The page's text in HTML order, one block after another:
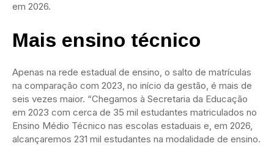
em 2026.
Mais ensino técnico
Apenas na rede estadual de ensino, o salto de matrículas
na comparação com 2023, no início da gestão, é mais de
seis vezes maior. “Chegamos à Secretaria da Educação
em 2023 com cerca de 35 mil estudantes matriculados no
Ensino Médio Técnico nas escolas estaduais e, em 2026,
alcançaremos 231 mil estudantes na modalidade de ensino.